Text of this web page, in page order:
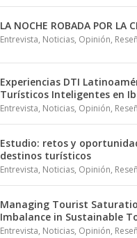
LA NOCHE ROBADA POR LA
Entrevista, Noticias, Opinión,
Experiencias DTI
Turísticos Inteligentes en
Entrevista, Noticias, Opinión,
Estudio: retos y
destinos turísticos
Entrevista, Noticias, Opinión,
Managing Tourist
Imbalance in Sustainable
Entrevista, Noticias, Opinión,